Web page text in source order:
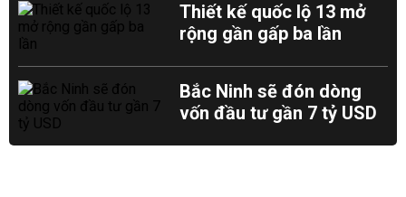
Thiết kế quốc lộ 13 mở
rộng gần gấp ba lần
Bắc Ninh sẽ đón dòng
vốn đầu tư gần 7 tỷ USD